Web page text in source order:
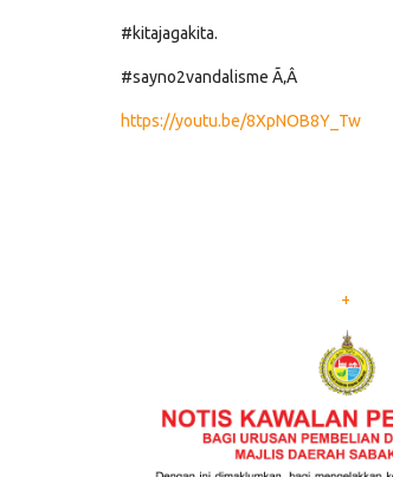
#kitajagakita.
#sayno2vandalisme Ã‚Â
https://youtu.be/8XpNOB8Y_Tw
+